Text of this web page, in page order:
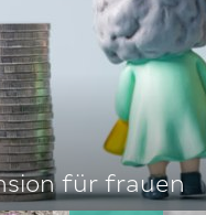
für frauen